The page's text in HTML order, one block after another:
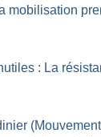
mobilisation
: La